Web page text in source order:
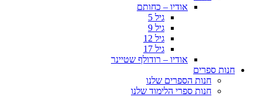
אודיו – כחותם
גיל 5
גיל 9
גיל 12
גיל 17
אודיו – רודולף שטיינר
חנות ספרים
חנות הספרים שלנו
חנות ספרי הלימוד שלנו